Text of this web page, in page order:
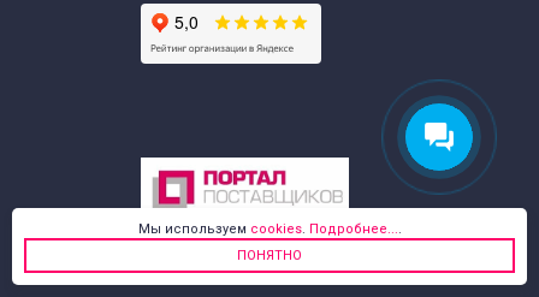
Мы используем cookies. Подробнее....
ПОНЯТНО